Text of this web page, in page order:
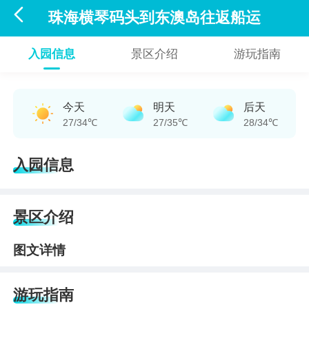
 珠海横琴码头到东澳岛往返船运
入园信息 景区介绍 游玩指南
今天
27/34℃
明天
27/35℃
后天
28/34℃
入园信息
景区介绍
图文详情
游玩指南